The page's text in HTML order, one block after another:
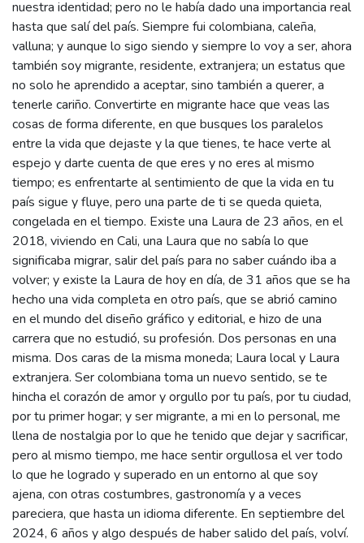
nuestra identidad; pero no le había dado una importancia real
hasta que salí del país. Siempre fui colombiana, caleña,
valluna; y aunque lo sigo siendo y siempre lo voy a ser, ahora
también soy migrante, residente, extranjera; un estatus que
no solo he aprendido a aceptar, sino también a querer, a
tenerle cariño. Convertirte en migrante hace que veas las
cosas de forma diferente, en que busques los paralelos
entre la vida que dejaste y la que tienes, te hace verte al
espejo y darte cuenta de que eres y no eres al mismo
tiempo; es enfrentarte al sentimiento de que la vida en tu
país sigue y fluye, pero una parte de ti se queda quieta,
congelada en el tiempo. Existe una Laura de 23 años, en el
2018, viviendo en Cali, una Laura que no sabía lo que
significaba migrar, salir del país para no saber cuándo iba a
volver; y existe la Laura de hoy en día, de 31 años que se ha
hecho una vida completa en otro país, que se abrió camino
en el mundo del diseño gráfico y editorial, e hizo de una
carrera que no estudió, su profesión. Dos personas en una
misma. Dos caras de la misma moneda; Laura local y Laura
extranjera. Ser colombiana toma un nuevo sentido, se te
hincha el corazón de amor y orgullo por tu país, por tu ciudad,
por tu primer hogar; y ser migrante, a mi en lo personal, me
llena de nostalgia por lo que he tenido que dejar y sacrificar,
pero al mismo tiempo, me hace sentir orgullosa el ver todo
lo que he logrado y superado en un entorno al que soy
ajena, con otras costumbres, gastronomía y a veces
pareciera, que hasta un idioma diferente. En septiembre del
2024, 6 años y algo después de haber salido del país, volví.